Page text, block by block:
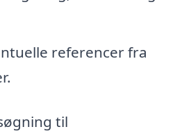
referencer fra
til